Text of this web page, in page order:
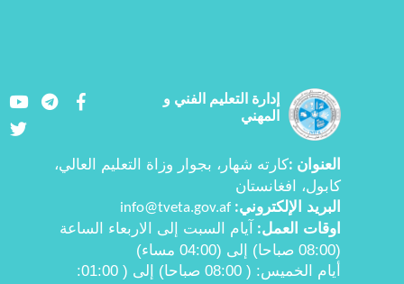
إدارة التعليم الفني و
المهني
YoutubeLinkedInFacebook
العنوان :كارته شهار، بجوار وزاة التعليم العالي،
کابول، افغانستان
البرید الإلكتروني:
info@tveta.gov.af
اوقات العمل:
آيام السبت إلى الاربعاء الساعة
(08:00 صباحا) إلى (04:00 مساء)
أیام الخمیس: ( 08:00 صباحا) إلی ( 01:00
: